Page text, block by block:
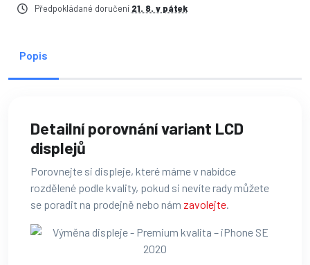
Předpokládané doručení 21. 8. v pátek
Popis
Detailní porovnání variant LCD
displejů
Porovnejte si displeje, které máme v nabídce
rozdělené podle kvality, pokud si nevíte rady můžete
se poradit na prodejně nebo nám zavolejte.